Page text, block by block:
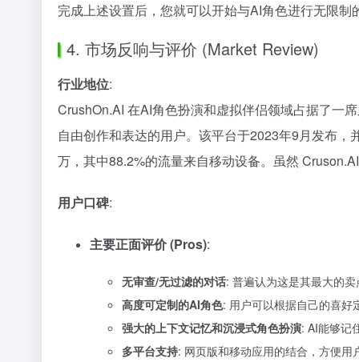
完成上述设置后，您就可以开始与AI角色进行无限
4. 市场反响与评价 (Market Review)
行业地位:
CrushOn.AI 在AI角色扮演和虚拟伴侣领域占据了一
自由创作和表达的用户。该平台于2023年9月发布
万，其中88.2%的流量来自移动设备。虽然
用户口碑:
主要正面评价 (Pros):
无审查/无过滤的对话: 普遍认为这是其最大的
高度可定制的AI角色: 用户可以根据自己的喜好
强大的上下文记忆和沉浸式角色扮演: AI能够记
多平台支持: 网页版和移动应用的结合，方便用